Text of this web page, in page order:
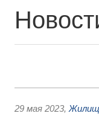
29 мая 2023,